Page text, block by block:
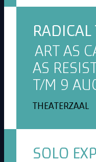
RADICAL
ART AS
AS
T/M 9
THEATERZAAL
SOLO